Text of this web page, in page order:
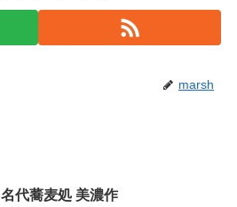
marsh
名代蕎麦処 美濃作